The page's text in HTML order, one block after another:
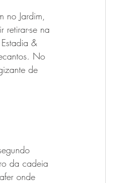
Jardim,
retirar-se na
&
No
de
da cadeia
onde